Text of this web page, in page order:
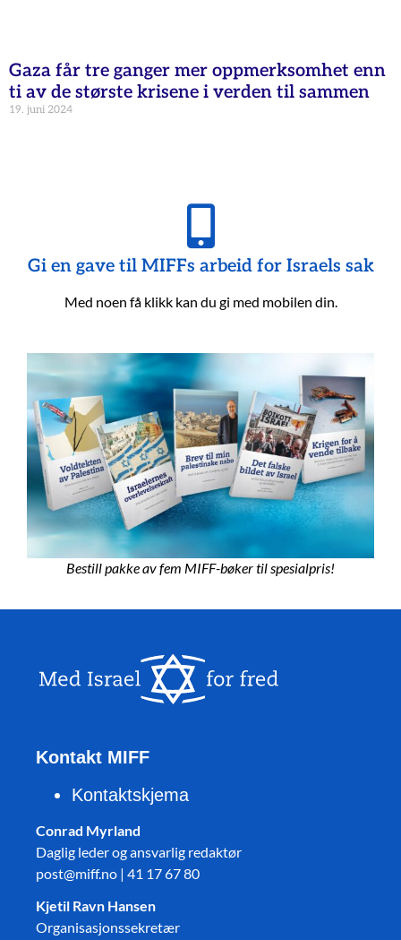
Gaza får tre ganger mer oppmerksomhet enn
ti av de største krisene i verden til sammen
19. juni 2024
Gi en gave til MIFFs arbeid for Israels sak
Med noen få klikk kan du gi med mobilen din.
Bestill pakke av fem MIFF-bøker til spesialpris!
Kontakt MIFF
Kontaktskjema
Conrad Myrland
Daglig leder og ansvarlig redaktør
post@miff.no | 41 17 67 80
Kjetil Ravn Hansen
Organisasjonssekretær